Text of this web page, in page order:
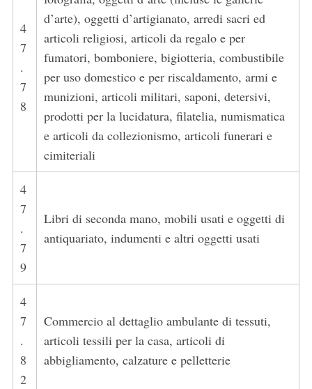
4
7
.
7
8
d’arte), oggetti d’artigianato, arredi sacri ed
articoli religiosi, articoli da regalo e per
fumatori, bomboniere, bigiotteria, combustibile
per uso domestico e per riscaldamento, armi e
munizioni, articoli militari, saponi, detersivi,
prodotti per la lucidatura, filatelia, numismatica
e articoli da collezionismo, articoli funerari e
cimiteriali
4
7
.
7
9
Libri di seconda mano, mobili usati e oggetti di
antiquariato, indumenti e altri oggetti usati
4
7
.
8
2
Commercio al dettaglio ambulante di tessuti,
articoli tessili per la casa, articoli di
abbigliamento, calzature e pelletterie